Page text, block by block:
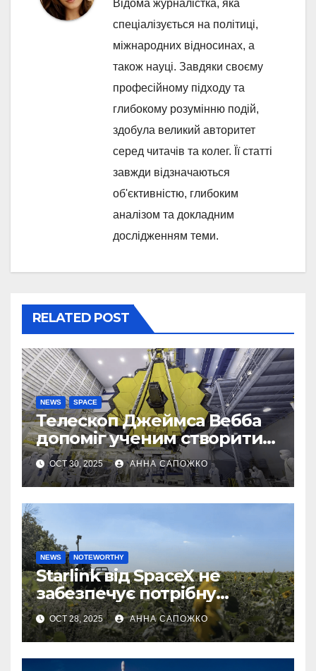
Відома журналістка, яка
спеціалізується на політиці,
міжнародних відносинах, а
також науці. Завдяки своєму
професійному підходу та
глибокому розумінню подій,
здобула великий авторитет
серед читачів та колег. Її статті
завжди відзначаються
об'єктивністю, глибоким
аналізом та докладним
дослідженням теми.
RELATED POST
NEWS SPACE
Телескоп Джеймса Вебба
допоміг ученим створити
першу 3D-карту
екзопланети
OCT 30, 2025 АННА САПОЖКО
NEWS NOTEWORTHY
Starlink від SpaceX не
забезпечує потрібну
швидкість інтернету для
українських бойових
роботів
OCT 28, 2025 АННА САПОЖКО